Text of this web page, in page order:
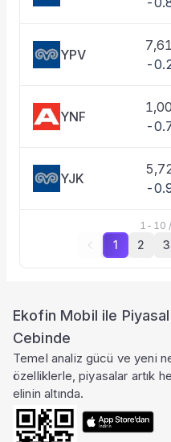
YPV
7,61
-
YNF
1,00
-
YJK
-
1 - 10 /
1 2 3
Ekofin Mobil ile
Cebinde
Temel analiz gücü ve yeni
özelliklerle, piyasalar artık
elinin altında.